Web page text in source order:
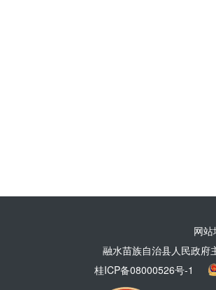
网站
融水苗族自治县人民政府
桂ICP备08000526号-1